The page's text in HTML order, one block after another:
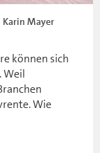
Karin Mayer
können sich
Weil
Wie